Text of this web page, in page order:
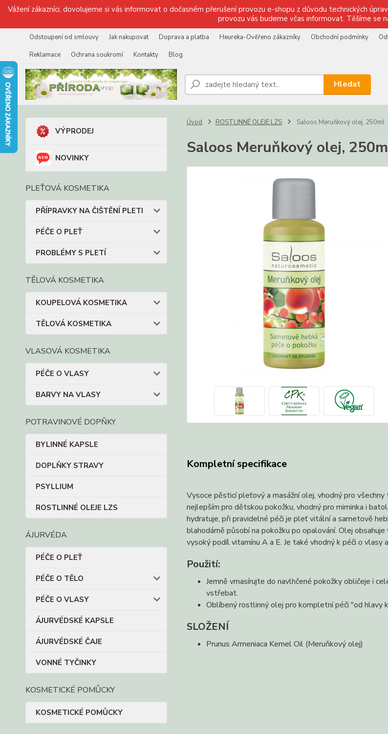
Vážení zákazníci, dovolujeme si vás informovat o dočasném přerušení provozu e-shopu z důvodu technických
provozu vás budeme včas informovat. Těšíme se
Odstoupení od smlouvy Jak nakupovat Doprava a platba Heureka-Ověřeno zákazníky Obchodní podmínky
Reklamace
Ochrana soukromí Kontakty Blog
Hledat
VÝPRODEJ
NOVINKY
PLEŤOVÁ KOSMETIKA
PŘÍPRAVKY NA ČIŠTĚNÍ PLETI
PÉČE O PLEŤ
PROBLÉMY S PLETÍ
TĚLOVÁ KOSMETIKA
KOUPELOVÁ KOSMETIKA
TĚLOVÁ KOSMETIKA
VLASOVÁ KOSMETIKA
PÉČE O VLASY
BARVY NA VLASY
POTRAVINOVÉ DOPŇKY
BYLINNÉ KAPSLE
DOPLŇKY STRAVY
PSYLLIUM
ROSTLINNÉ OLEJE LZS
ÁJURVÉDA
PÉČE O PLEŤ
PÉČE O TĚLO
PÉČE O VLASY
ÁJURVÉDSKÉ KAPSLE
ÁJURVÉDSKÉ ČAJE
VONNÉ TYČINKY
KOSMETICKÉ POMŮCKY
KOSMETICKÉ POMŮCKY
Úvod ROSTLINNÉ OLEJE LZS Saloos Meruňkový olej, 250ml
Saloos Meruňkový olej,
Kompletní specifikace
Vysoce pěsticí pleťový a masážní olej, vhodný pro
nejlepším pro dětskou pokožku, vhodný pro miminka i
hydratuje, při pravidelné péči je pleť vitální a sametově
blahodárně působí na pokožku po opalování. Olej
vysoký podíl vitamínu A a E. Je také vhodný k péči o vlasy
Použití:
Jemně vmasírujte do navlhčené pokožky obličeje i
vstřebat.
Oblíbený rostlinný olej pro kompletní péči "od hlavy
SLOŽENÍ
Prunus Armeniaca Kernel Oil (Meruňkový olej)